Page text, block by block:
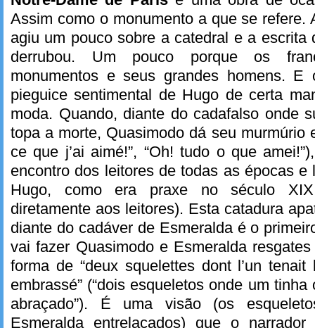
Assim como o monumento a que se refere.
agiu um pouco sobre a catedral e a escrita
derrubou. Um pouco porque os
monumentos e seus grandes homens. E
pieguice sentimental de Hugo de certa
moda. Quando, diante do cadafalso onde
topa a morte, Quasimodo dá seu murmúrio
ce que j’ai aimé!”, “Oh! tudo o que
encontro dos leitores de todas as épocas e
Hugo, como era praxe no século
diretamente aos leitores). Esta catadura
diante do cadáver de Esmeralda é o
vai fazer Quasimodo e Esmeralda
forma de “deux squelettes dont l’un tenait
embrassé” (“dois esqueletos onde um
abraçado”). É uma visão (os
Esmeralda entrelaçados) que o